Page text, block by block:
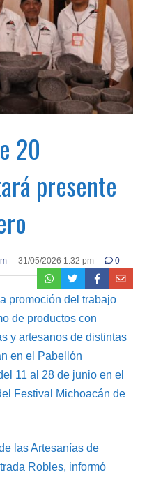
20
presente
31/05/2026 1:32 pm 0
promoción del trabajo
de productos con
y artesanos de distintas
en el Pabellón
11 al 28 de junio en el
Festival Michoacán de
las Artesanías de
Robles, informó